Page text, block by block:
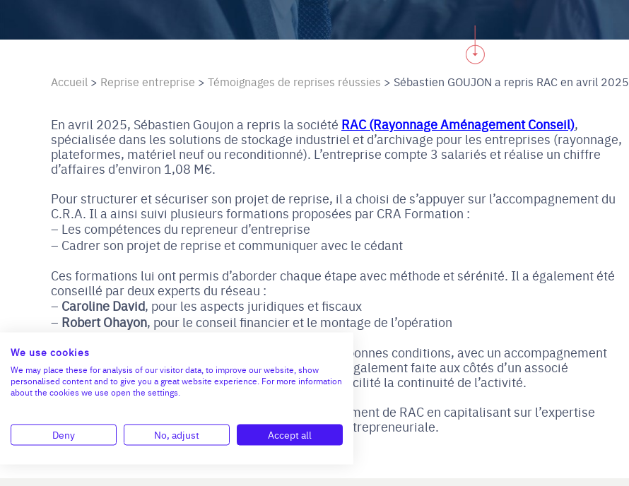
Accueil > Reprise entreprise > Témoignages de reprises réussies > Sébastien GOUJON a repris RAC en avril 2025
En avril 2025, Sébastien Goujon a repris la société RAC (Rayonnage Aménagement Conseil),
spécialisée dans les solutions de stockage industriel et d’archivage pour les entreprises (rayonnage,
plateformes, matériel neuf ou reconditionné). L’entreprise compte 3 salariés et réalise un chiffre
d’affaires d’environ 1,08 M€.
Pour structurer et sécuriser son projet de reprise, il a choisi de s’appuyer sur l’accompagnement du
C.R.A. Il a ainsi suivi plusieurs formations proposées par CRA Formation :
Les compétences du repreneur d’entreprise
Cadrer son projet de reprise et communiquer avec le cédant
Ces formations lui ont permis d’aborder chaque étape avec méthode et sérénité. Il a également été
conseillé par deux experts du réseau :
Caroline David, pour les aspects juridiques et fiscaux
Robert Ohayon, pour le conseil financier et le montage de l’opération
Le processus de transmission s’est déroulé dans de bonnes conditions, avec un accompagnement
du cédant pendant un mois et demi. La reprise s’est également faite aux côtés d’un associé
minoritaire déjà présent dans l’entreprise, ce qui a facilité la continuité de l’activité.
Aujourd’hui, Sébastien Goujon poursuit le développement de RAC en capitalisant sur l’expertise
existante et en apportant une nouvelle dynamique entrepreneuriale.
We use cookies
We may place these for analysis of our visitor data, to improve our website, show
personalised content and to give you a great website experience. For more information
about the cookies we use open the settings.
Deny No, adjust Accept all